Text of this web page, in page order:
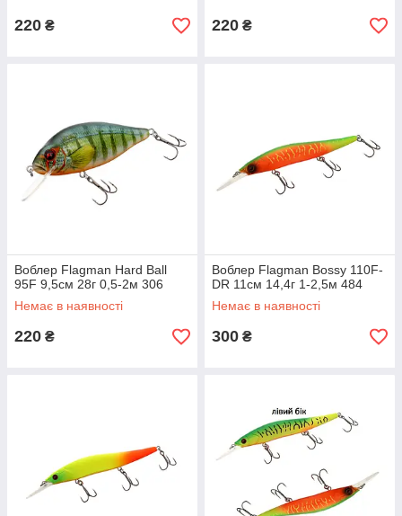
220 ₴ 220 ₴
Воблер Flagman Hard Ball
95F 9,5см 28г 0,5-2м 306
Немає в наявності
220 ₴
Воблер Flagman Bossy 110F-
DR 11см 14,4г 1-2,5м 484
Немає в наявності
300 ₴